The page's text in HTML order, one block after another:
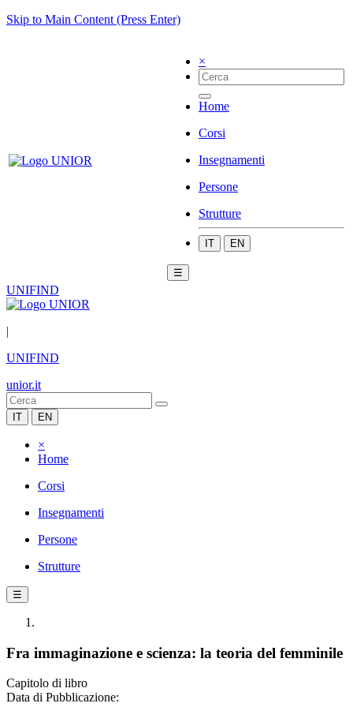
Skip to Main Content (Press Enter)
×
Home
Corsi
Insegnamenti
Persone
Strutture
IT EN
☰
UNIFIND
|
UNIFIND
unior.it
IT EN
×
Home
Corsi
Insegnamenti
Persone
Strutture
☰
Fra immaginazione e scienza: la teoria del femminile
Capitolo di libro
Data di Pubblicazione: